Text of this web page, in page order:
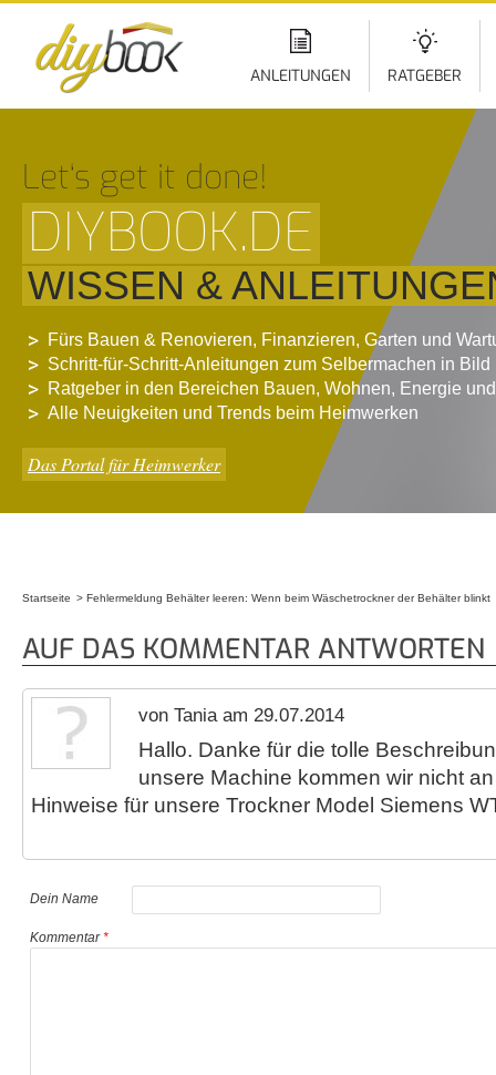
ANLEITUNGEN RATGEBER
Let‘s get it done!
DIYBOOK.DE
WISSEN &
Fürs Bauen & Renovieren, Finanzieren, Garten und
Schritt-für-Schritt-Anleitungen zum Selbermachen in Bild
Ratgeber in den Bereichen Bauen, Wohnen, Energie
Alle Neuigkeiten und Trends beim Heimwerken
Das Portal für Heimwerker
Startseite Fehlermeldung Behälter leeren: Wenn beim Wäschetrockner der Behälter blinkt
AUF DAS KOMMENTAR ANTWORTEN
von Tania am 29.07.2014
Hallo. Danke für die tolle
unsere Machine kommen wir nicht
Hinweise für unsere Trockner Model Siemens
Dein Name
Kommentar*